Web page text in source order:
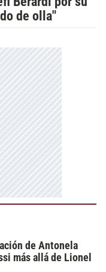
de olla"
de Antonela
más allá de Lionel